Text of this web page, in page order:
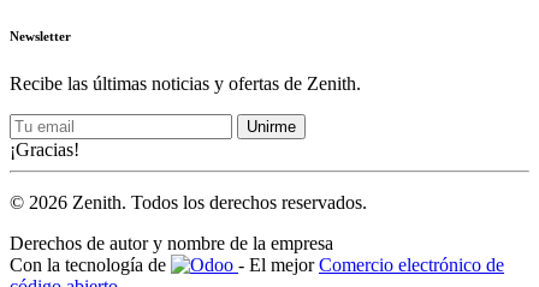
Newsletter
Recibe las últimas noticias y ofertas de Zenith.
Unirme
¡Gracias!
© 2026 Zenith. Todos los derechos reservados.
Derechos de autor y nombre de la empresa
Con la tecnología de
- El mejorComercio electrónico de